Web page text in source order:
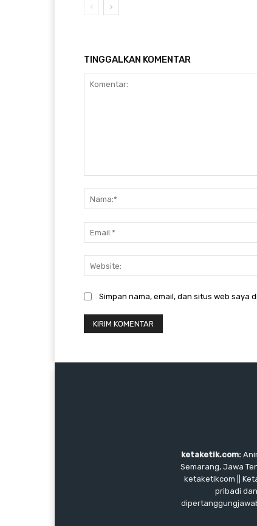
TINGGALKAN KOMENTAR
Simpan nama, email, dan situs web saya
ketaketik.com:
Semarang, Jawa
ketaketikcom ||
pribadi